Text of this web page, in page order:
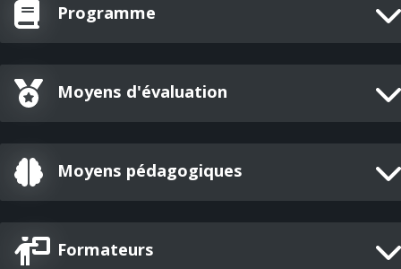
Programme
Moyens d'évaluation
Moyens pédagogiques
Formateurs